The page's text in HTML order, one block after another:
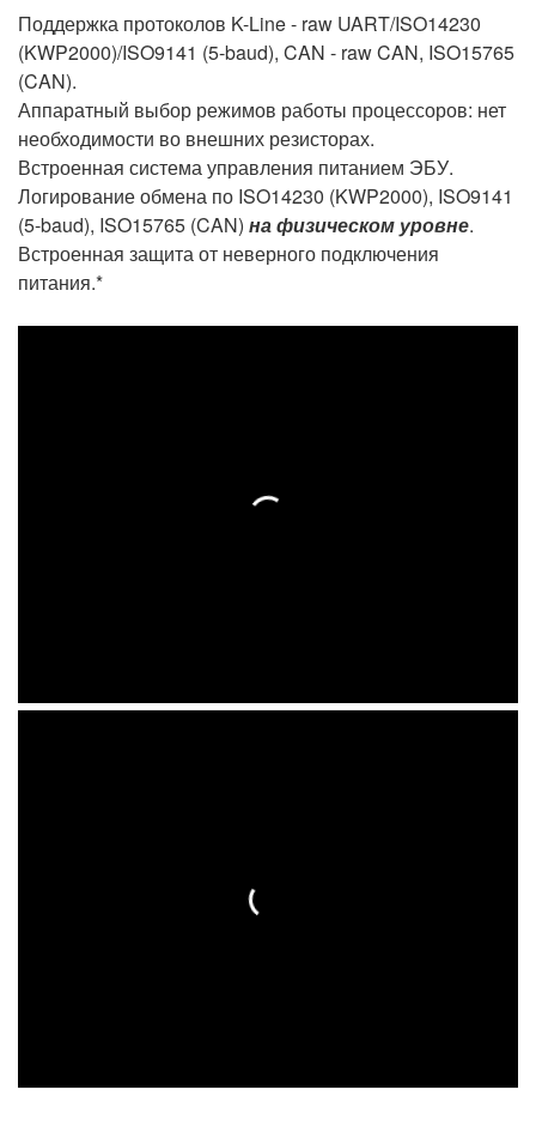
Поддержка протоколов K-Line - raw UART/ISO14230
(KWP2000)/ISO9141 (5-baud), CAN - raw CAN, ISO15765
(CAN).
Аппаратный выбор режимов работы процессоров: нет
необходимости во внешних резисторах.
Встроенная система управления питанием ЭБУ.
Логирование обмена по ISO14230 (KWP2000), ISO9141
(5-baud), ISO15765 (CAN) на физическом уровне.
Встроенная защита от неверного подключения
питания.*